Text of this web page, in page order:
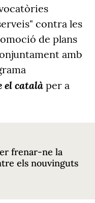
contra les
de plans
amb
el català per a
frenar-ne la
els nouvinguts